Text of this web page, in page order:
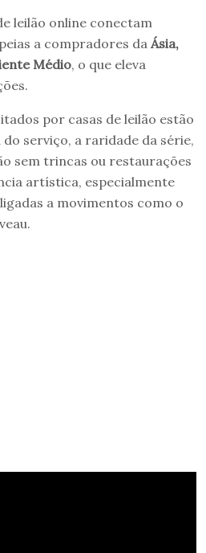
leilão online conectam
a compradores da Ásia,
Médio, o que eleva
por casas de leilão estão
serviço, a raridade da série,
sem trincas ou restaurações
artística, especialmente
a movimentos como o